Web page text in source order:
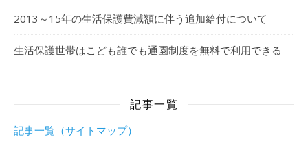
2013～15年の生活保護費減額に伴う追加給付について
生活保護世帯はこども誰でも通園制度を無料で利用できる
記事一覧
記事一覧（サイトマップ）